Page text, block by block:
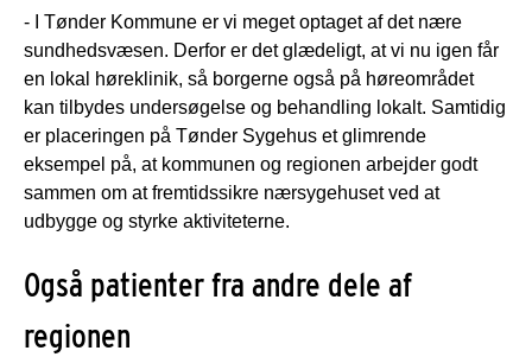
- I Tønder Kommune er vi meget optaget af det nære
sundhedsvæsen. Derfor er det glædeligt, at vi nu igen får
en lokal høreklinik, så borgerne også på høreområdet
kan tilbydes undersøgelse og behandling lokalt. Samtidig
er placeringen på Tønder Sygehus et glimrende
eksempel på, at kommunen og regionen arbejder godt
sammen om at fremtidssikre nærsygehuset ved at
udbygge og styrke aktiviteterne.
Også patienter fra andre dele af
regionen